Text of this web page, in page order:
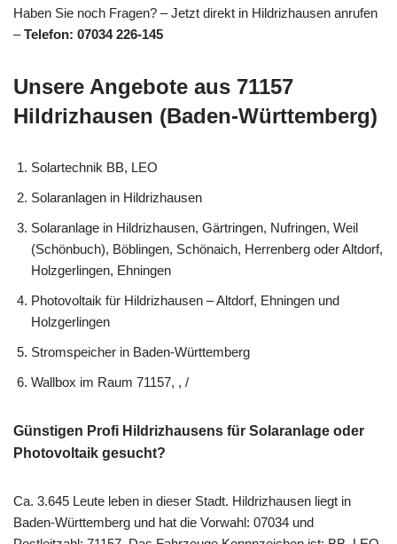
Haben Sie noch Fragen? – Jetzt direkt in Hildrizhausen anrufen
–Telefon: 07034 226-145
Unsere Angebote aus 71157
Hildrizhausen (Baden-Württemberg)
Solartechnik BB, LEO
Solaranlagen in Hildrizhausen
Solaranlage in Hildrizhausen, Gärtringen, Nufringen, Weil
(Schönbuch), Böblingen, Schönaich, Herrenberg oder Altdorf,
Holzgerlingen, Ehningen
Photovoltaik für Hildrizhausen – Altdorf, Ehningen und
Holzgerlingen
Stromspeicher in Baden-Württemberg
Wallbox im Raum 71157, , /
Günstigen Profi Hildrizhausens für Solaranlage oder
Photovoltaik gesucht?
Ca. 3.645 Leute leben in dieser Stadt. Hildrizhausen liegt in
Baden-Württemberg und hat die Vorwahl: 07034 und